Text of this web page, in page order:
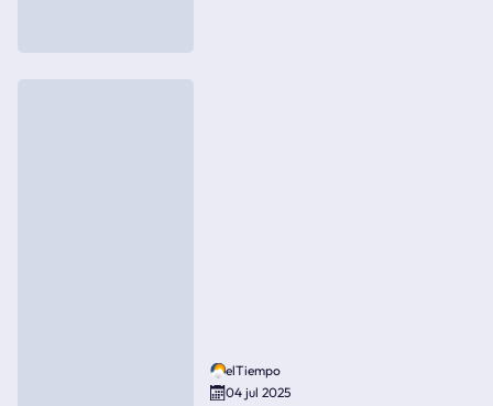
elTiempo
04 jul 2025